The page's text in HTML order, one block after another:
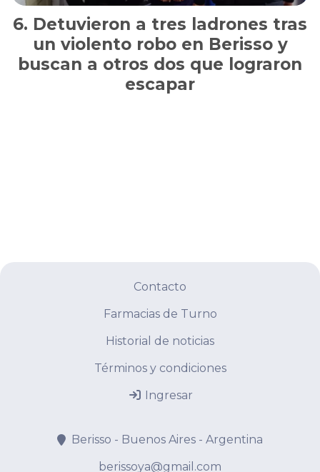
Detuvieron a tres ladrones tras
un violento robo en Berisso y
buscan a otros dos que lograron
escapar
Contacto
Farmacias de Turno
Historial de noticias
Términos y condiciones
Ingresar
Berisso - Buenos Aires - Argentina
berissoya@gmail.com